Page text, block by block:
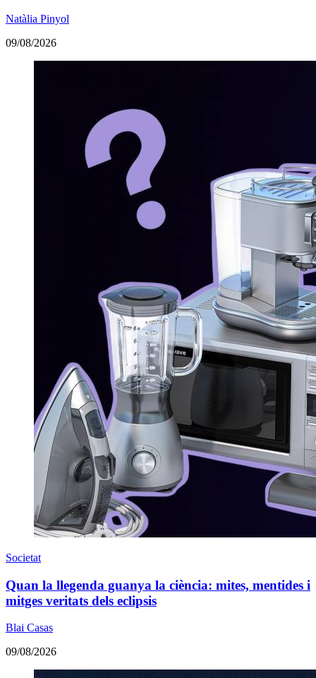
Natàlia Pinyol
09/08/2026
Societat
Quan la llegenda guanya la ciència: mites, mentides i
mitges veritats dels eclipsis
Blai Casas
09/08/2026